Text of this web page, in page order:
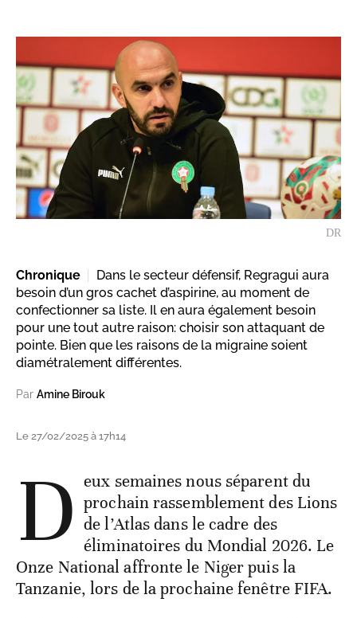
DR
Chronique
Dans le secteur défensif, Regragui aura
besoin d’un gros cachet d’aspirine, au moment de
confectionner sa liste. Il en aura également besoin
pour une tout autre raison: choisir son attaquant de
pointe. Bien que les raisons de la migraine soient
diamétralement différentes.
Par Amine Birouk
Le 27/02/2025 à 17h14
D eux semaines nous séparent du
prochain rassemblement des Lions
de l’Atlas dans le cadre des
éliminatoires du Mondial 2026. Le
Onze National affronte le Niger puis la
Tanzanie, lors de la prochaine fenêtre FIFA.